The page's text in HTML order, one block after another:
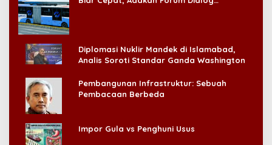
Diplomasi Nuklir Mandek di Islamabad,
Analis Soroti Standar Ganda Washington
Pembangunan Infrastruktur: Sebuah
Pembacaan Berbeda
Impor Gula vs Penghuni Usus